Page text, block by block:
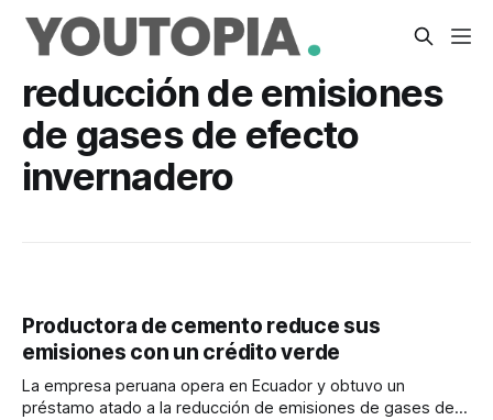
reducción de emisiones
de gases de efecto
invernadero
Productora de cemento reduce sus
emisiones con un crédito verde
La empresa peruana opera en Ecuador y obtuvo un
préstamo atado a la reducción de emisiones de gases de